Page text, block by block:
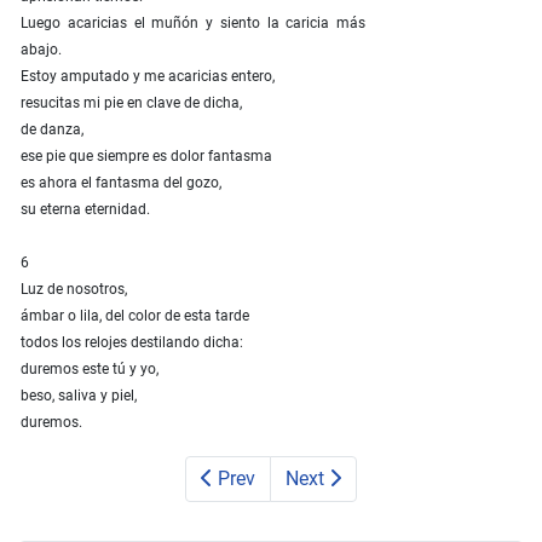
Luego acaricias el muñón y siento la caricia más
abajo.
Estoy amputado y me acaricias entero,
resucitas mi pie en clave de dicha,
de danza,
ese pie que siempre es dolor fantasma
es ahora el fantasma del gozo,
su eterna eternidad.
6
Luz de nosotros,
ámbar o lila, del color de esta tarde
todos los relojes destilando dicha:
duremos este tú y yo,
beso, saliva y piel,
duremos.
Prev Next